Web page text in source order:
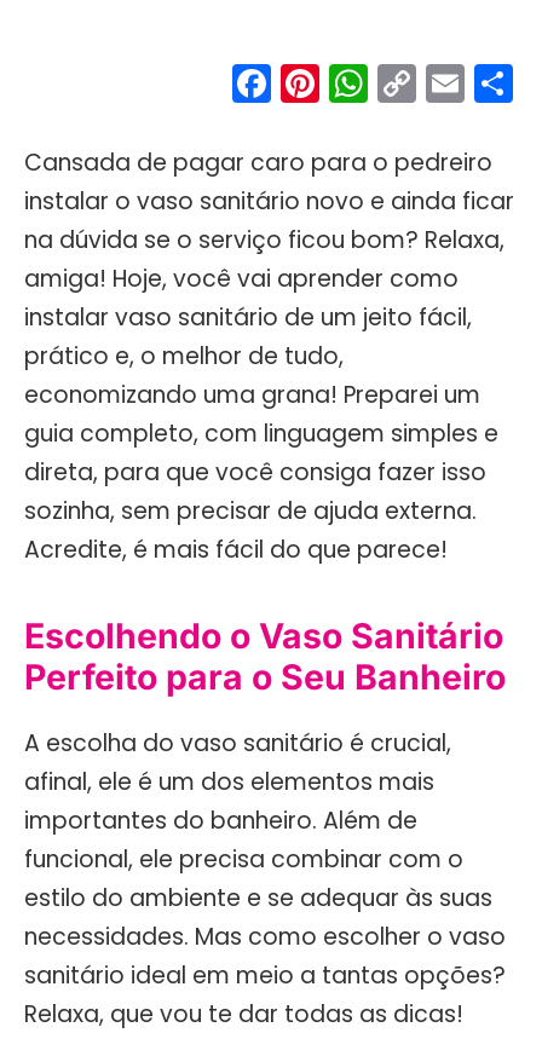
Facebook
Pinterest
Copy
Link
Cansada de pagar caro para o pedreiro
instalar o vaso sanitário novo e ainda ficar
na dúvida se o serviço ficou bom? Relaxa,
amiga! Hoje, você vai aprender como
instalar vaso sanitário de um jeito fácil,
prático e, o melhor de tudo,
economizando uma grana! Preparei um
guia completo, com linguagem simples e
direta, para que você consiga fazer isso
sozinha, sem precisar de ajuda externa.
Acredite, é mais fácil do que parece!
Escolhendo o Vaso Sanitário
Perfeito para o Seu Banheiro
A escolha do vaso sanitário é crucial,
afinal, ele é um dos elementos mais
importantes do banheiro. Além de
funcional, ele precisa combinar com o
estilo do ambiente e se adequar às suas
necessidades. Mas como escolher o vaso
sanitário ideal em meio a tantas opções?
Relaxa, que vou te dar todas as dicas!